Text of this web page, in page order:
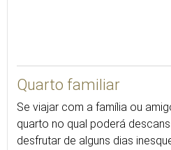
Quarto familiar
Se viajar com a família ou
quarto no qual poderá
desfrutar de alguns dias